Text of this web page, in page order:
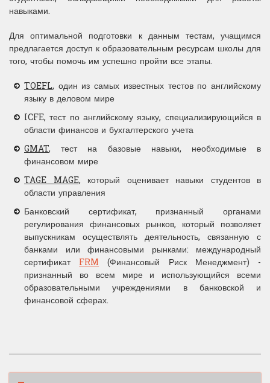
навыками.
Для оптимальной подготовки к данным тестам, учащимся
предлагается доступ к образовательным ресурсам школы для
того, чтобы помочь им успешно пройти все этапы.
TOEFL, один из самых известных тестов по английскому
языку в деловом мире
ICFE, тест по английскому языку, специализирующийся в
области финансов и бухгалтерского учета
GMAT, тест на базовые навыки, необходимые в
финансовом мире
TAGE MAGE, который оценивает навыки студентов в
области управления
Банковский сертификат, признанный органами
регулирования финансовых рынков, который позволяет
выпускникам осуществлять деятельность, связанную с
банками или финансовыми рынками: международный
сертификатFRM(Финансовый Риск Менеджмент) -
признанный во всем мире и использующийся всеми
образовательными учреждениями в банковской и
финансовой сферах.